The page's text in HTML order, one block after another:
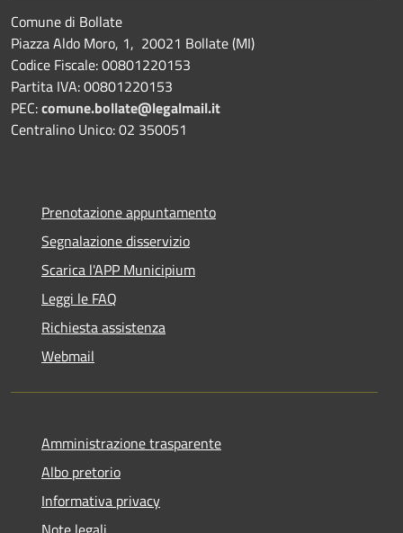
Comune di Bollate
Piazza Aldo Moro, 1, 20021 Bollate (MI)
Codice Fiscale: 00801220153
Partita IVA: 00801220153
PEC:comune.bollate@legalmail.it
Centralino Unico: 02 350051
Prenotazione appuntamento
Segnalazione disservizio
Scarica l'APP Municipium
Leggi le FAQ
Richiesta assistenza
Webmail
Amministrazione trasparente
Albo pretorio
Informativa privacy